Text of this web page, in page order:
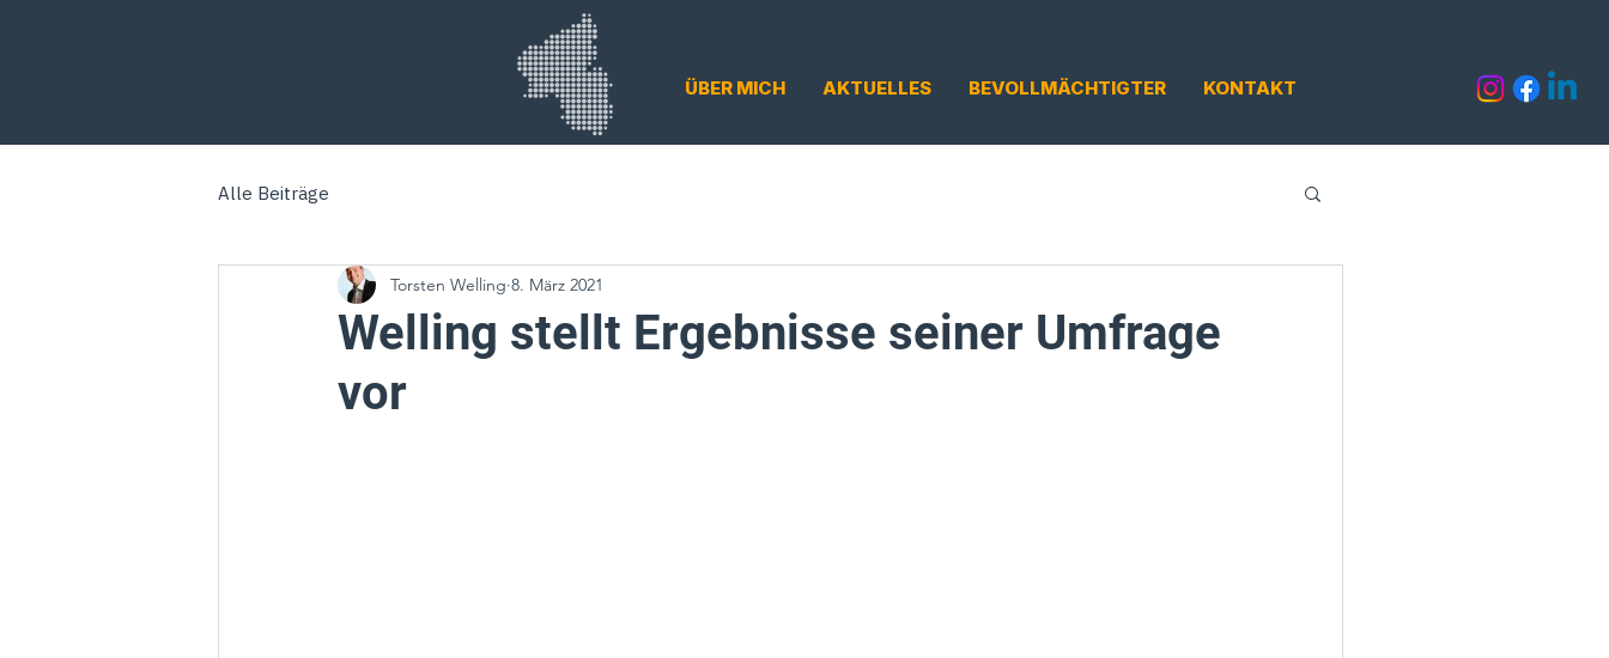
ÜBER MICH AKTUELLES BEVOLLMÄCHTIGTER KONTAKT
Alle Beiträge
Welling stellt Ergebnisse seiner Umfrage
vor
Torsten Welling 8. März 2021